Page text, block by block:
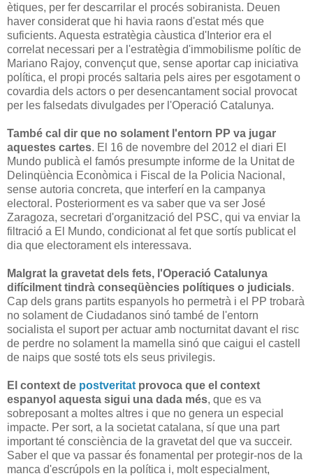
ètiques, per fer descarrilar el procés sobiranista. Deuen
haver considerat que hi havia raons d'estat més que
suficients. Aquesta estratègia càustica d'Interior era el
correlat necessari per a l'estratègia d'immobilisme polític de
Mariano Rajoy, convençut que, sense aportar cap iniciativa
política, el propi procés saltaria pels aires per esgotament o
covardia dels actors o per desencantament social provocat
per les falsedats divulgades per l'Operació Catalunya.
També cal dir que no solament l'entorn PP va jugar
aquestes cartes. El 16 de novembre del 2012 el diari El
Mundo publicà el famós presumpte informe de la Unitat de
Delinqüència Econòmica i Fiscal de la Policia Nacional,
sense autoria concreta, que interferí en la campanya
electoral. Posteriorment es va saber que va ser José
Zaragoza, secretari d'organització del PSC, qui va enviar la
filtració a El Mundo, condicionat al fet que sortís publicat el
dia que electorament els interessava.
Malgrat la gravetat dels fets, l'Operació Catalunya
difícilment tindrà conseqüències polítiques o judicials.
Cap dels grans partits espanyols ho permetrà i el PP trobarà
no solament de Ciudadanos sinó també de l'entorn
socialista el suport per actuar amb nocturnitat davant el risc
de perdre no solament la mamella sinó que caigui el castell
de naips que sosté tots els seus privilegis.
El context de postveritat provoca que el context
espanyol aquesta sigui una dada més, que es va
sobreposant a moltes altres i que no genera un especial
impacte. Per sort, a la societat catalana, sí que una part
important té consciència de la gravetat del que va succeir.
Saber el que va passar és fonamental per protegir-nos de la
manca d'escrúpols en la política i, molt especialment,